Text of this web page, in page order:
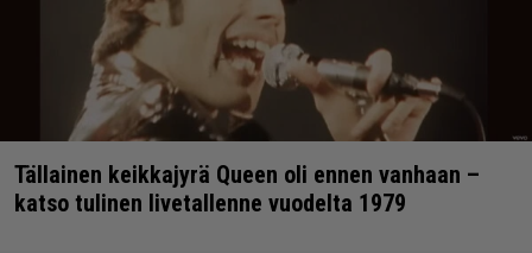
Tällainen keikkajyrä Queen oli ennen vanhaan –
katso tulinen livetallenne vuodelta 1979